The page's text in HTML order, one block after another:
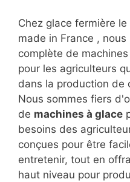
Chez glace fermière
made in France ,
complète de
pour les agriculteurs
dans la production de
Nous sommes fiers
de machines à glace
besoins des
conçues pour être
entretenir, tout en
haut niveau pour